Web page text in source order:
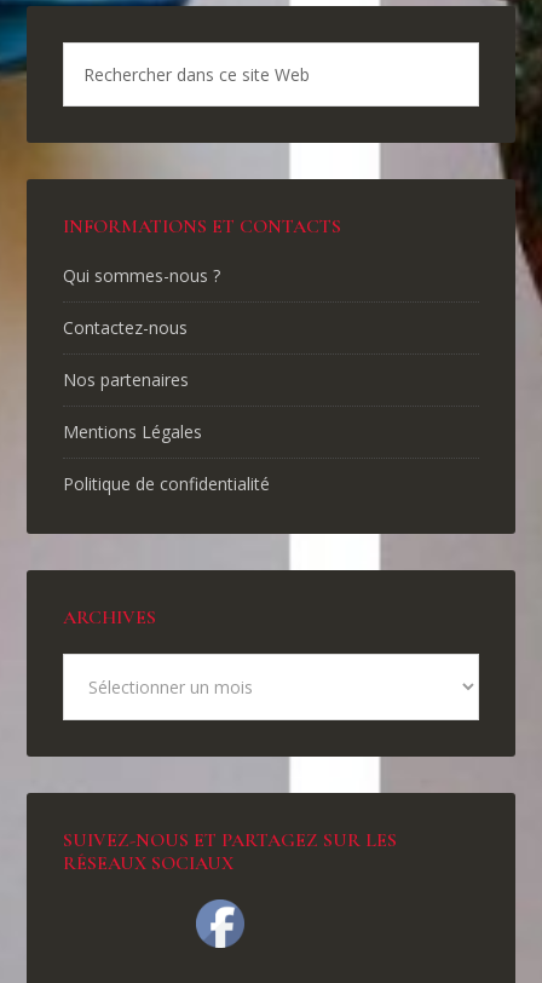
INFORMATIONS ET CONTACTS
Qui sommes-nous ?
Contactez-nous
Nos partenaires
Mentions Légales
Politique de confidentialité
ARCHIVES
SUIVEZ-NOUS ET PARTAGEZ SUR LES
RÉSEAUX SOCIAUX